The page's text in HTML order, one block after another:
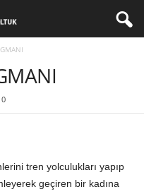
0
tren yolculukları yapıp
geçiren bir kadına